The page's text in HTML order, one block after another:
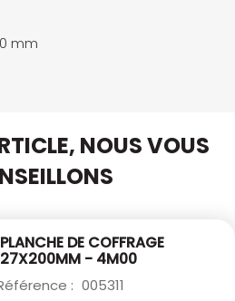
mm
NOUS VOUS
PLANCHE DE COFFRAGE
27X200MM - 4M00
: 005311